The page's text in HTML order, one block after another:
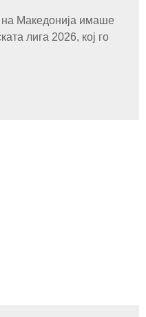
на Македонија имаше
лига 2026, кој го